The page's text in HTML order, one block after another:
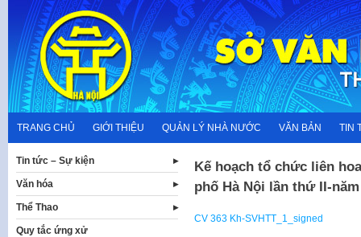
content
TRANG CHỦ GIỚI THIỆU QUẢN LÝ NHÀ NƯỚC VĂN BẢN TIN
Kế hoạch tổ chức liên
phố Hà Nội lần thứ II-năm
CV 363 Kh-SVHTT_1_signed
Tin tức – Sự kiện
Văn hóa
Thể Thao
Quy tắc ứng xử